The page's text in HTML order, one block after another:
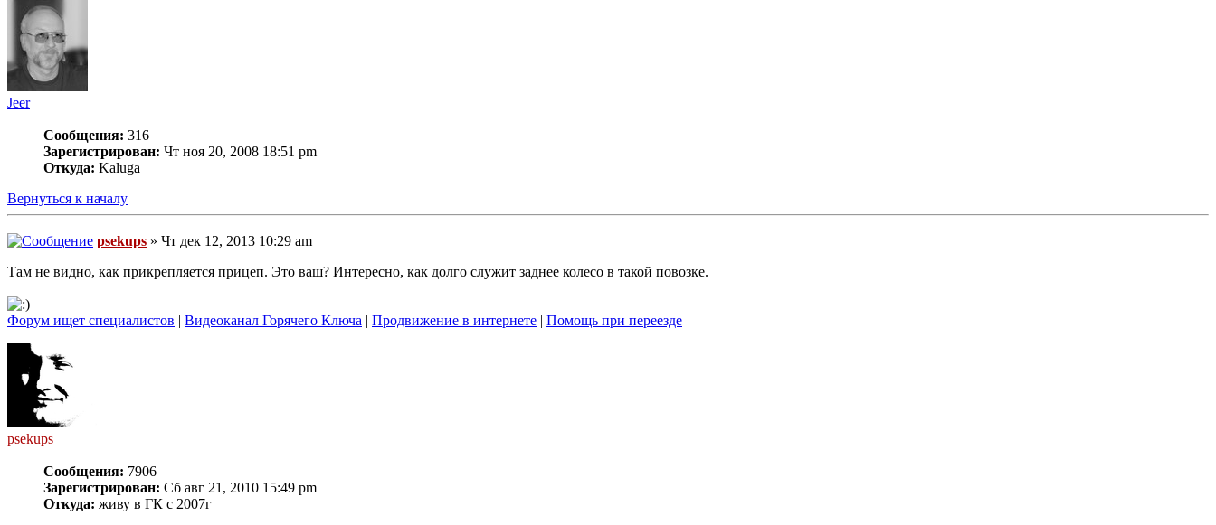
Jeer
Сообщения: 316
Зарегистрирован: Чт ноя 20, 2008 18:51 pm
Откуда: Kaluga
Вернуться к началу
psekups » Чт дек 12, 2013 10:29 am
Там не видно, как прикрепляется прицеп. Это ваш? Интересно, как долго служит заднее колесо в такой повозке.
Форум ищет специалистов | Видеоканал Горячего Ключа | Продвижение в интернете | Помощь при переезде
psekups
Сообщения: 7906
Зарегистрирован: Сб авг 21, 2010 15:49 pm
Откуда: живу в ГК с 2007г